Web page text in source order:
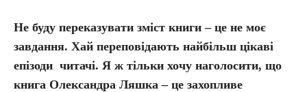
Не буду переказувати зміст книги – це не моє
завдання. Хай переповідають найбільш цікаві
епізоди читачі. Я ж тільки хочу наголосити, що
книга Олександра Ляшка – це захопливе